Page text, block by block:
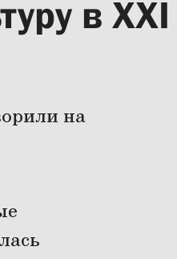
в ХХI
на